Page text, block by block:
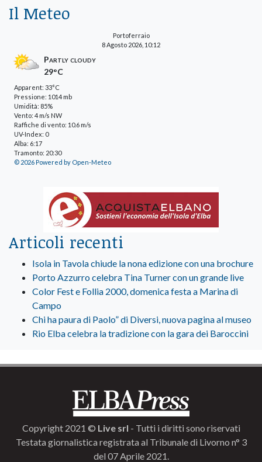
Il Meteo
Portoferraio
8 Agosto 2026, 10:12
Partly cloudy
29°C
Apparent: 33°C
Pressione: 1014 mb
Umidità: 85%
Vento: 4 m/s NW
Raffiche di vento: 10.6 m/s
UV-Index: 0
Alba: 6:17
Tramonto: 20:30
© 2026 Powered by Open-Meteo
Articoli recenti
Isola in Tavola chiude la nona edizione con una brochure
Porto Azzurro celebra Tina Turner con un grande live
Color Fest e Follia 2000, domenica festa a Marina di
Campo
Chi ha paura di Paolo” di Diversi, nuova pagina al museo
Rio Elba celebra la tradizione con la gara dei Baroccini
Copyright 2021 © Live srl - Tutti i diritti sono riservati
Testata giornalistica registrata al Tribunale di Livorno n° 3
del 07 Aprile 2021.